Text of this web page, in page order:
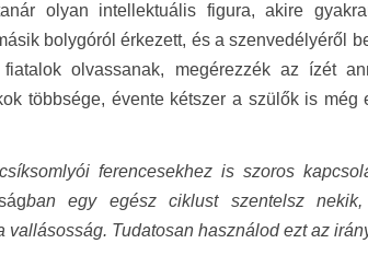
olyan intellektuális figura, akire
bolygóról érkezett, és a szenvedélyéről
olvassanak, megérezzék az ízét
többsége, évente kétszer a szülők is
ferencesekhez is szoros
ban egy egész ciklust szentelsz nekik,
vallásosság. Tudatosan használod ezt az